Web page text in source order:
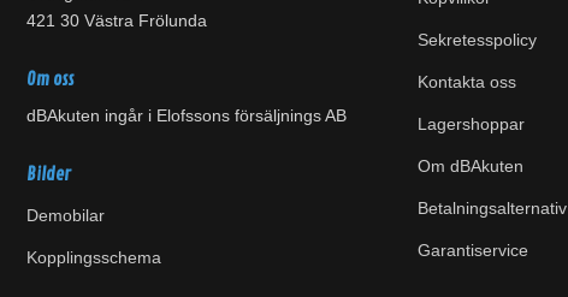
421 30 Västra Frölunda
Om oss
dBAkuten ingår i Elofssons försäljnings AB
Bilder
Demobilar
Kopplingsschema
Sekretesspolicy
Kontakta oss
Lagershoppar
Om dBAkuten
Betalningsalternativ
Garantiservice